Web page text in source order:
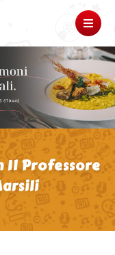
Il Professore